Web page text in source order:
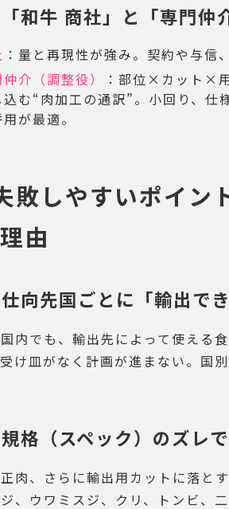
和牛 商社」と「専門仲
：量と再現性が強み。契約や与信
介（調整役）
：部位×カット×
込む“肉加工の通訳”。小回り、仕
が最適。
敗しやすいポイン
由
向先国ごとに「輸出で
内でも、輸出先によって使える
け皿がなく計画が進まない。国
格（スペック）のズレ
肉、さらに輸出用カットに落と
、ウワミスジ、クリ、トンビ、